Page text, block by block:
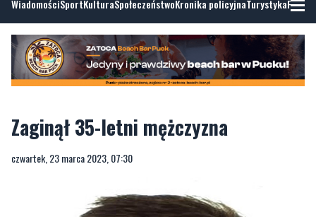
WiadomościSportKulturaSpołeczeństwoKronika policyjnaTurystyka
Zaginął 35-letni mężczyzna
czwartek, 23 marca 2023, 07:30